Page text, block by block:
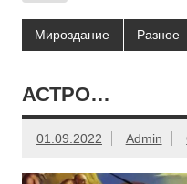
Мироздание Разное
АСТРО…
01.09.2022 Admin